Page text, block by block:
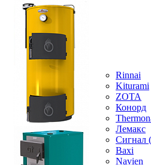
Rinnai
Kiturami
ZOTA
Конорд
Лемакс
Baxi
Navien